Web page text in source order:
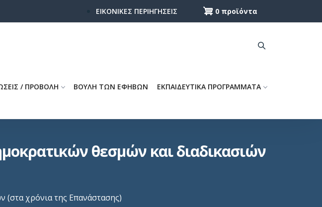
ΕΙΚΟΝΙΚΕΣ ΠΕΡΙΗΓΗΣΕΙΣ 0 προϊόντα
/ ΠΡΟΒΟΛΗ ΒΟΥΛΗ ΤΩΝ ΕΦΗΒΩΝ ΕΚΠΑΙΔΕΥΤΙΚΑ ΠΡΟΓΡΑΜΜΑΤΑ
θεσμών και διαδικασιών
(στα χρόνια της Επανάστασης)